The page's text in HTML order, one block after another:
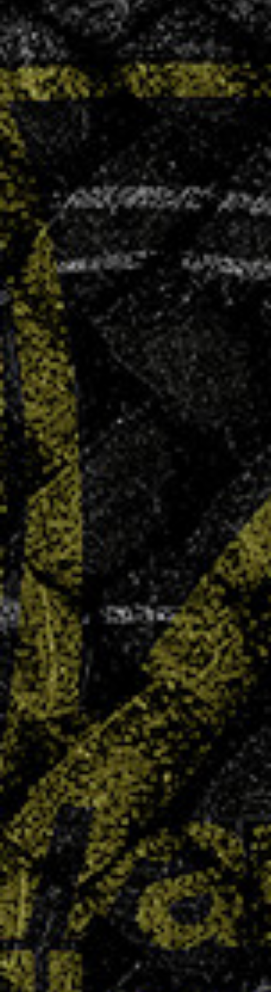
LA VHB FAMILY BUSINESS
NOS
ACTUALITÉS
BOUTIQUE – Les nouveaux tee-shirts sont
arrivés !
27 OCT 2025
Bonne nouvelle pour tous les supporters : les
nouveaux maillots de nos équipes sont enfin
disponibles à la boutique au prix de 65 €.
LIRE PLUS
Stage Vacances – Perf’Handball
23 SEP 2025
Comme à chaque période de vacances, c’est le
grand retour de notre fameux stage vacances !
LIRE PLUS